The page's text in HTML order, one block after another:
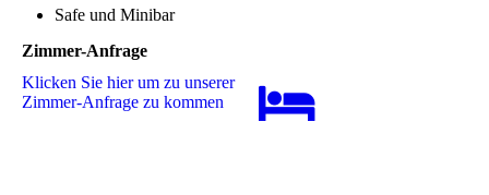
Safe und Minibar
Zimmer-Anfrage
Klicken Sie hier um zu unserer
Zimmer-Anfrage zu kommen